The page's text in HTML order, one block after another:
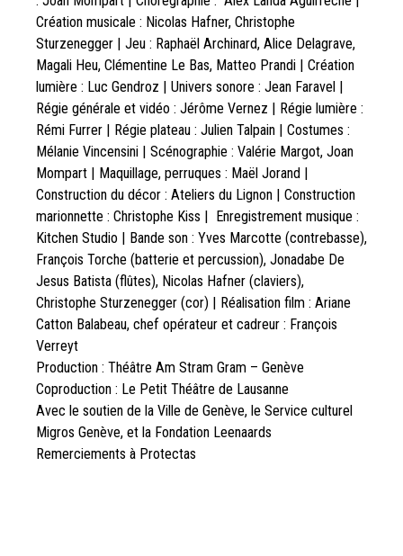
Création musicale : Nicolas Hafner, Christophe
Sturzenegger | Jeu : Raphaël Archinard, Alice Delagrave,
Magali Heu, Clémentine Le Bas, Matteo Prandi | Création
lumière : Luc Gendroz | Univers sonore : Jean Faravel |
Régie générale et vidéo : Jérôme Vernez | Régie lumière :
Rémi Furrer | Régie plateau : Julien Talpain | Costumes :
Mélanie Vincensini | Scénographie : Valérie Margot, Joan
Mompart | Maquillage, perruques : Maël Jorand |
Construction du décor : Ateliers du Lignon | Construction
marionnette : Christophe Kiss | Enregistrement musique :
Kitchen Studio | Bande son : Yves Marcotte (contrebasse),
François Torche (batterie et percussion), Jonadabe De
Jesus Batista (flûtes), Nicolas Hafner (claviers),
Christophe Sturzenegger (cor) | Réalisation film : Ariane
Catton Balabeau, chef opérateur et cadreur : François
Verreyt
Production : Théâtre Am Stram Gram – Genève
Coproduction : Le Petit Théâtre de Lausanne
Avec le soutien de la Ville de Genève, le Service culturel
Migros Genève, et la Fondation Leenaards
Remerciements à Protectas